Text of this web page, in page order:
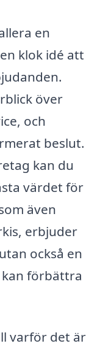
en
klok idé att
över
och
beslut.
kan du
värdet för
även
erbjuder
också en
förbättra
varför det är